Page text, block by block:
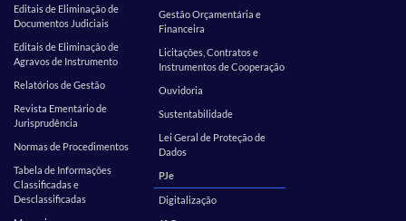
Editais de Eliminação de
Documentos Judiciais
Editais de Eliminação de
Agravos de Instrumento
Relatórios de Gestão
Revista Ementário de
Jurisprudência
Normas de Procedimentos
Tabela de Informações
Classificadas e
Desclassificadas
Gestão Orçamentária e
Financeira
Licitações, Contratos e
Instrumentos de Cooperação
Ouvidoria
Sustentabilidade
Lei Geral de Proteção de
Dados
PJe
Digitalização